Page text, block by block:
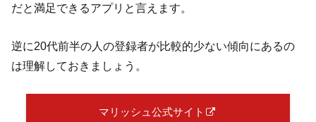
だと満足できるアプリと言えます。
逆に20代前半の人の登録者が比較的少ない傾向にあるの
は理解しておきましょう。
マリッシュ公式サイト